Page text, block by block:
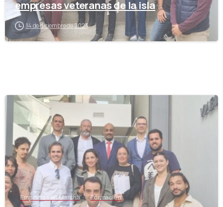
empresas veteranas de la isla
14 de diciembre de 2023
-
Empresas en Marcha Formación